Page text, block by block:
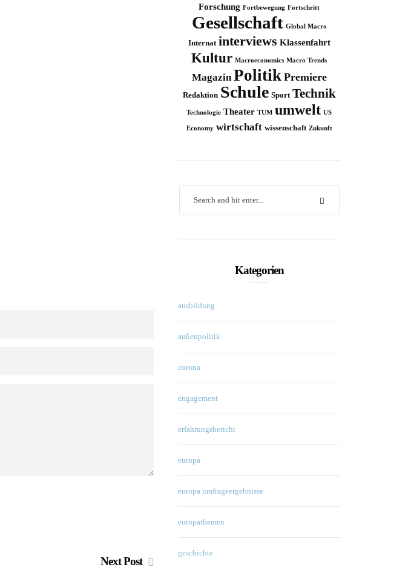
Next Post
Forschung Fortbewegung Fortschritt
Gesellschaft Global Macro
Internat interviews Klassenfahrt
Kultur Macroeconomics Macro Trends
Magazin Politik Premiere
Redaktion Schule Sport Technik
Technologie Theater TUM umwelt US
Economy wirtschaft wissenschaft Zukunft
Kategorien
ausbildung
außenpolitik
corona
engagement
erfahrungsbericht
europa
europa umfrageergebnisse
europathemen
geschichte